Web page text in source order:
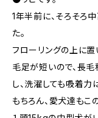
1年半前に、そろそろ
た。
フローリングの上に置
毛足が短いので、長
し、洗濯しても吸着力
もちろん、愛犬達もこ